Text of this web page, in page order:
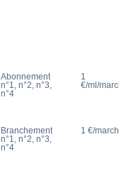
Abonnement
n°1, n°2, n°3,
n°4
1
€/ml/
Branchement
n°1, n°2, n°3,
n°4
1 €/